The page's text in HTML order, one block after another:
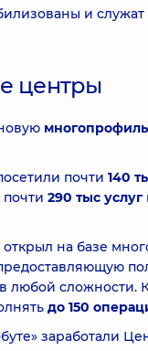
и
центры
почти 140
290 тыс услуг
открыл на базе
любой
до 150
заработали